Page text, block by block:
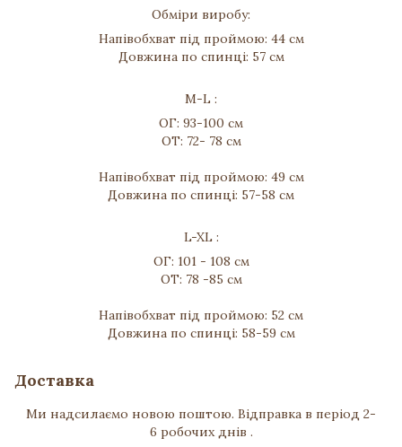
Обміри виробу:
Напівобхват під проймою: 44 см
Довжина по спинці: 57 см
M-L :
ОГ: 93-100 см
ОТ: 72- 78 см
Напівобхват під проймою: 49 см
Довжина по спинці: 57-58 см
L-XL :
ОГ: 101 - 108 см
ОТ: 78 -85 см
Напівобхват під проймою: 52 см
Довжина по спинці: 58-59 см
Доставка
Ми надсилаємо новою поштою. Відправка в період 2-
6 робочих днів .